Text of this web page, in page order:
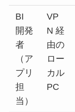
BI
開発
者
（ア
プリ
担
当）
VP
N 経
由の
ロー
カル
PC